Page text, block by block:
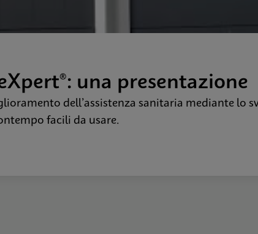
una presentazione
dell’assistenza sanitaria mediante lo
facili da usare.